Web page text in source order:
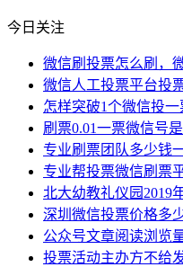
今日关注
微信刷投票怎么刷，
微信人工投票平台投
怎样突破1个微信投一
刷票0.01一票微信号
专业刷票团队多少钱
专业帮投票微信刷票
北大幼教礼仪园2019
深圳微信投票价格多
公众号文章阅读浏览
投票活动主办方不给